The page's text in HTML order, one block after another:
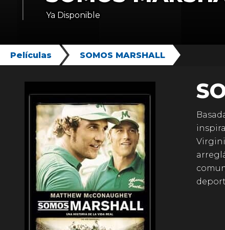
Ya Disponible
Películas SOMOS MARSHALL